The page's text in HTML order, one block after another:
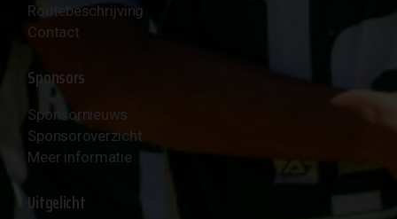
Routebeschrijving
Contact
Sponsors
Sponsornieuws
Sponsoroverzicht
Meer informatie
Uitgelicht